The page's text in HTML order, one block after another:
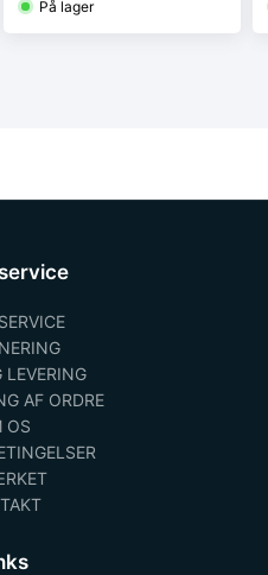
På lager
LEVERING
AF ORDRE
OS